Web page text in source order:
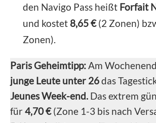
den Navigo Pass heißt Forfait
und kostet 8,65 €(2 Zonen)
Zonen).
Paris Geheimtipp:Am
junge Leute unter 26das
Jeunes Week-end. Das extrem
für 4,70 €(Zone 1-3 bis nach